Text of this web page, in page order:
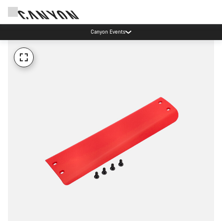
Canyon Events